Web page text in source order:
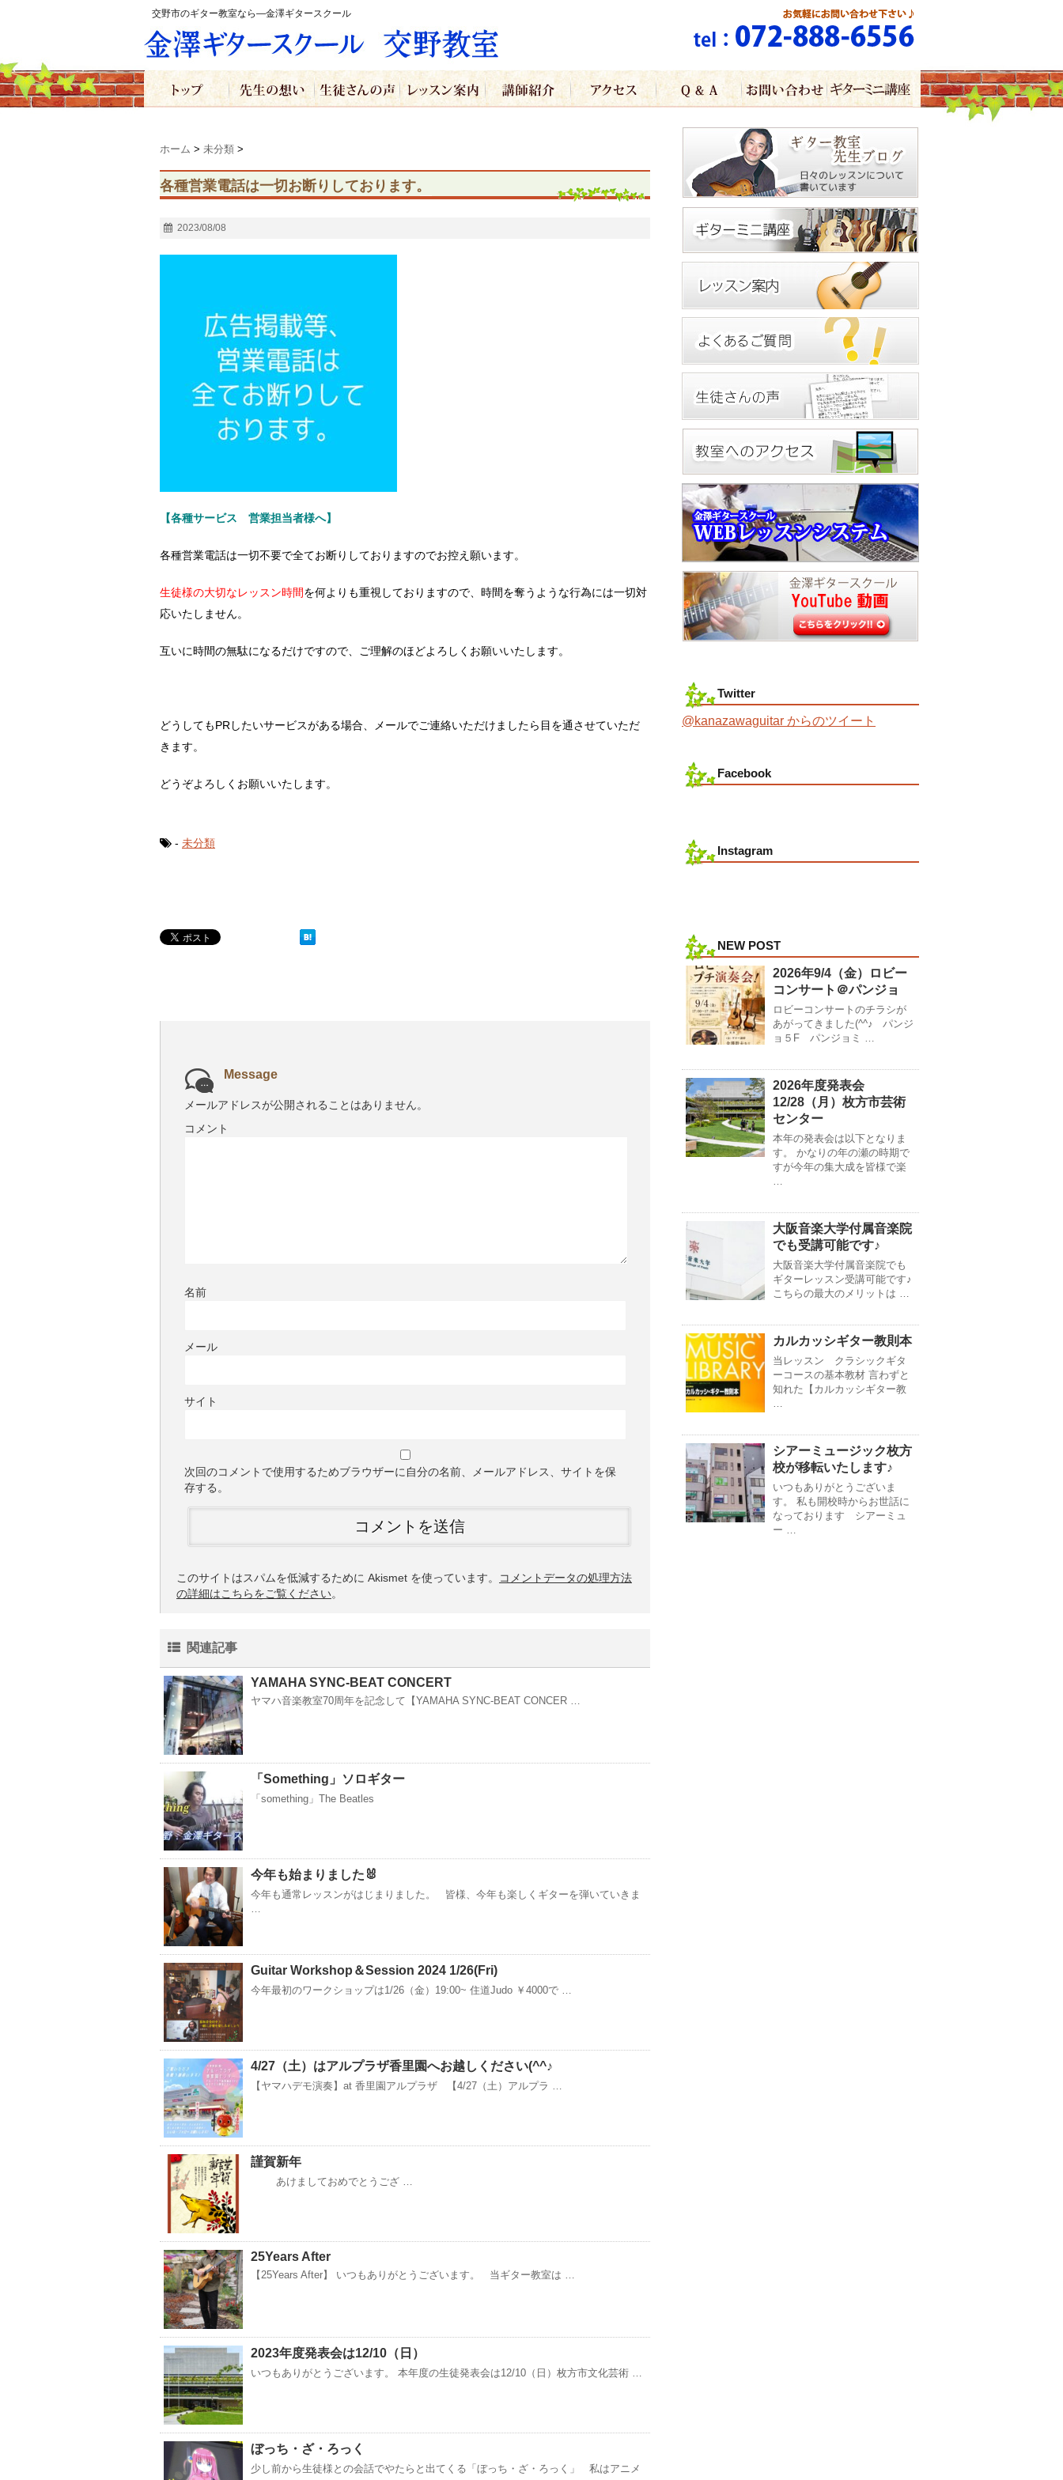
交野市のギター教室なら―金澤ギタースクール
ホーム > 未分類 >
各種営業電話は一切お断りしております。
2023/08/08
【各種サービス 営業担当者様へ】
各種営業電話は一切不要で全てお断りしておりますのでお控え願います。
生徒様の大切なレッスン時間を何よりも重視しておりますので、時間を奪うような行為には一切対
応いたしません。
互いに時間の無駄になるだけですので、ご理解のほどよろしくお願いいたします。
どうしてもPRしたいサービスがある場合、メールでご連絡いただけましたら目を通させていただ
きます。
どうぞよろしくお願いいたします。
- 未分類
Message
メールアドレスが公開されることはありません。
コメント
名前
メール
サイト
次回のコメントで使用するためブラウザーに自分の名前、メールアドレス、サイトを保
存する。
このサイトはスパムを低減するために Akismet を使っています。
コメントデータの処理方法
の詳細はこちらをご覧ください。
関連記事
YAMAHA SYNC-BEAT CONCERT
ヤマハ音楽教室70周年を記念して【YAMAHA SYNC-BEAT CONCER …
「Something」ソロギター
「something」The Beatles
今年も始まりました🐰
今年も通常レッスンがはじまりました。 皆様、今年も楽しくギターを弾いていきま
…
Guitar Workshop＆Session 2024 1/26(Fri)
今年最初のワークショップは1/26（金）19:00~ 住道Judo ￥4000で …
4/27（土）はアルプラザ香里園へお越しください(^^♪
【ヤマハデモ演奏】at 香里園アルプラザ 【4/27（土）アルプラ …
謹賀新年
あけましておめでとうござ …
25Years After
【25Years After】 いつもありがとうございます。 当ギター教室は …
2023年度発表会は12/10（日）
いつもありがとうございます。 本年度の生徒発表会は12/10（日）枚方市文化芸術 …
ぼっち・ざ・ろっく
少し前から生徒様との会話でやたらと出てくる「ぼっち・ざ・ろっく」 私はアニメ
Twitter
@kanazawaguitar からのツイート
Facebook
Instagram
NEW POST
2026年9/4（金）ロビー
コンサート＠パンジョ
ロビーコンサートのチラシが
あがってきました(^^♪ パンジ
ョ５F パンジョミ …
2026年度発表会
12/28（月）枚方市芸術
センター
本年の発表会は以下となりま
す。 かなりの年の瀬の時期で
すが今年の集大成を皆様で楽
…
大阪音楽大学付属音楽院
でも受講可能です♪
大阪音楽大学付属音楽院でも
ギターレッスン受講可能です♪
こちらの最大のメリットは …
カルカッシギター教則本
当レッスン クラシックギタ
ーコースの基本教材 言わずと
知れた【カルカッシギター教
…
シアーミュージック枚方
校が移転いたします♪
いつもありがとうございま
す。 私も開校時からお世話に
なっております シアーミュ
ー …